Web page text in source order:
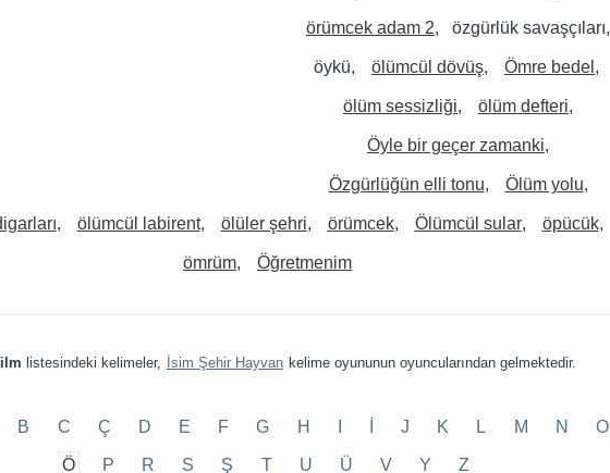
örümcek adam 2 özgürlük savaşçıları
öykü ölümcül dövüş Ömre bedel
ölüm sessizliği ölüm defteri
Öyle bir geçer zamanki
Özgürlüğün elli tonu Ölüm yolu
ölümcül labirent ölüler şehri örümcek Ölümcül sular öpücük
ömrüm Öğretmenim
listesindeki kelimeler, İsim Şehir Hayvan kelime oyununun oyuncularından gelmektedir.
B C Ç D E F G H J K L M N O
Ö P R S Ş T U Ü V Y Z